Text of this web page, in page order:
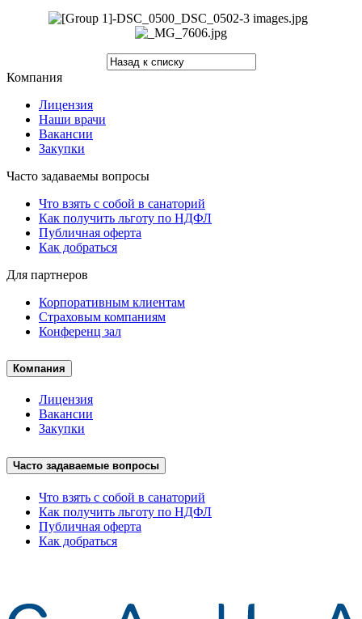
Компания
Лицензия
Наши врачи
Вакансии
Закупки
Часто задаваемы вопросы
Что взять с собой в санаторий
Как получить льготу по НДФЛ
Публичная оферта
Как добраться
Для партнеров
Корпоративным клиентам
Страховым компаниям
Конференц зал
Компания
Лицензия
Вакансии
Закупки
Часто задаваемые вопросы
Что взять с собой в санаторий
Как получить льготу по НДФЛ
Публичная оферта
Как добраться